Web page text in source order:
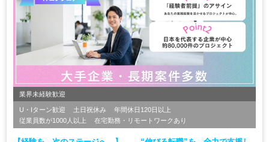
業界未経験歓迎
U・Iターン歓迎 土日祝休み
年間休日120日以上
従業員数が1000人以上
在宅勤務・リモートワークあり